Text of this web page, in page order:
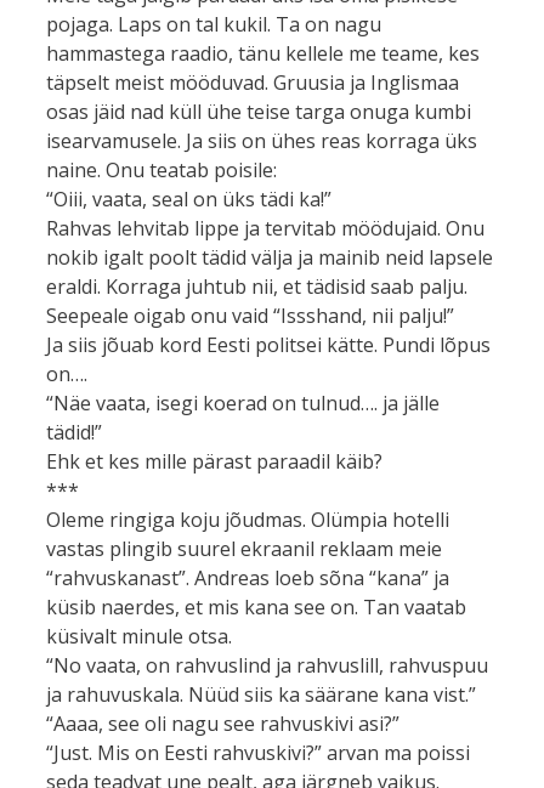
pojaga. Laps on tal kukil. Ta on nagu
hammastega raadio, tänu kellele me teame, kes
täpselt meist mööduvad. Gruusia ja Inglismaa
osas jäid nad küll ühe teise targa onuga kumbi
isearvamusele. Ja siis on ühes reas korraga üks
naine. Onu teatab poisile:
“Oiii, vaata, seal on üks tädi ka!”
Rahvas lehvitab lippe ja tervitab möödujaid. Onu
nokib igalt poolt tädid välja ja mainib neid lapsele
eraldi. Korraga juhtub nii, et tädisid saab palju.
Seepeale oigab onu vaid “Issshand, nii palju!”
Ja siis jõuab kord Eesti politsei kätte. Pundi lõpus
on….
“Näe vaata, isegi koerad on tulnud…. ja jälle
tädid!”
Ehk et kes mille pärast paraadil käib?
***
Oleme ringiga koju jõudmas. Olümpia hotelli
vastas plingib suurel ekraanil reklaam meie
“rahvuskanast”. Andreas loeb sõna “kana” ja
küsib naerdes, et mis kana see on. Tan vaatab
küsivalt minule otsa.
“No vaata, on rahvuslind ja rahvuslill, rahvuspuu
ja rahuvuskala. Nüüd siis ka säärane kana vist.”
“Aaaa, see oli nagu see rahvuskivi asi?”
“Just. Mis on Eesti rahvuskivi?” arvan ma poissi
seda teadvat une pealt, aga järgneb vaikus.